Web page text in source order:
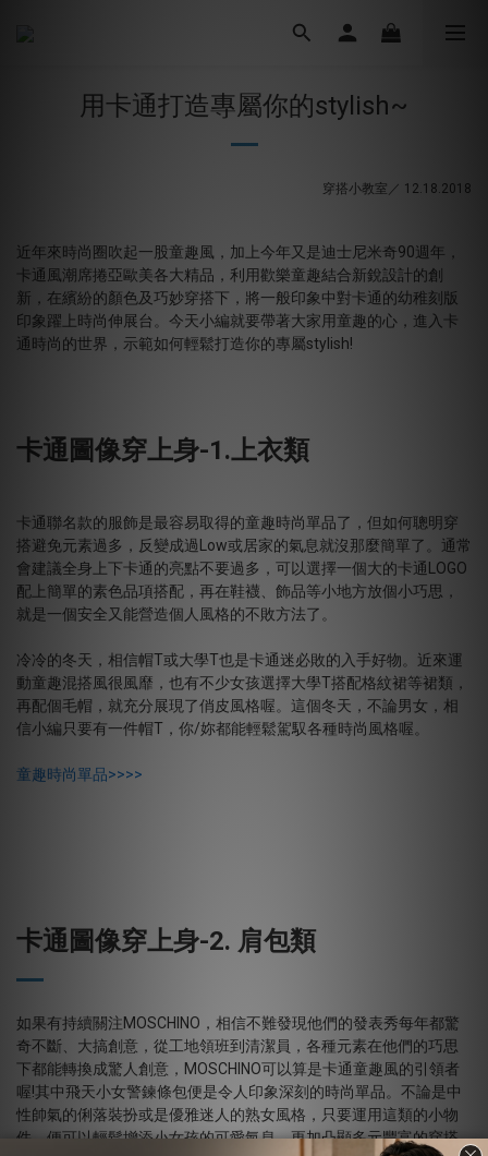
用卡通打造專屬你的stylish~
穿搭小教室／ 12.18.2018
近年來時尚圈吹起一股童趣風，加上今年又是迪士尼米奇90週年，
卡通風潮席捲亞歐美各大精品，利用歡樂童趣結合新銳設計的創
新，在繽紛的顏色及巧妙穿搭下，將一般印象中對卡通的幼稚刻版
印象躍上時尚伸展台。今天小編就要帶著大家用童趣的心，進入卡
通時尚的世界，示範如何輕鬆打造你的專屬stylish!
卡通圖像穿上身-1.上衣類
卡通聯名款的服飾是最容易取得的童趣時尚單品了，但如何聰明穿
搭避免元素過多，反變成過Low或居家的氣息就沒那麼簡單了。通常
會建議全身上下卡通的亮點不要過多，可以選擇一個大的卡通LOGO
配上簡單的素色品項搭配，再在鞋襪、飾品等小地方放個小巧思，
就是一個安全又能營造個人風格的不敗方法了。
冷冷的冬天，相信帽T或大學T也是卡通迷必敗的入手好物。近來運
動童趣混搭風很風靡，也有不少女孩選擇大學T搭配格紋裙等裙類，
再配個毛帽，就充分展現了俏皮風格喔。這個冬天，不論男女，相
信小編只要有一件帽T，你/妳都能輕鬆駕馭各種時尚風格喔。
童趣時尚單品>>>>
卡通圖像穿上身-2. 肩包類
如果有持續關注MOSCHINO，相信不難發現他們的發表秀每年都驚
奇不斷、大搞創意，從工地領班到清潔員，各種元素在他們的巧思
下都能轉換成驚人創意，MOSCHINO可以算是卡通童趣風的引領者
喔!其中飛天小女警鍊條包便是令人印象深刻的時尚單品。不論是中
性帥氣的俐落裝扮或是優雅迷人的熟女風格，只要運用這類的小物
件，便可以輕鬆增添小女孩的可愛氣息，更加凸顯多元豐富的穿搭